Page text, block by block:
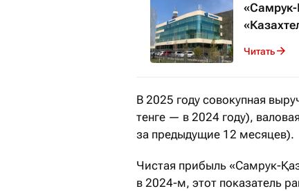
«Самрук-
Читать
В 2025 году совокупная
тенге — в 2024 году),
за предыдущие 12 месяцев).
Чистая прибыль «Самрук-
в 2024-м, этот показатель